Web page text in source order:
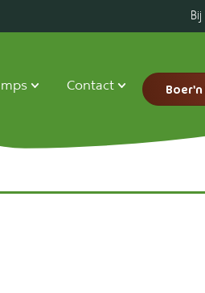
Contact